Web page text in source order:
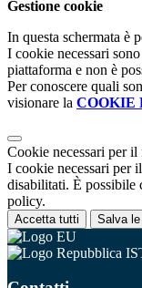
Gestione cookie
In questa schermata è
I cookie necessari
piattaforma e non è
Per conoscere quali
visionare la COOKIE
Cookie necessari per
I cookie necessari per
disabilitati. È possibile
policy.
Accetta tutti Salva